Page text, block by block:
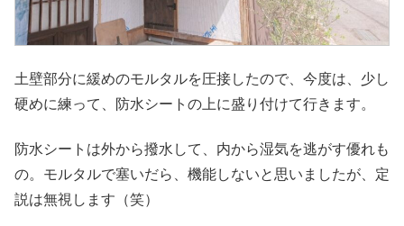
土壁部分に緩めのモルタルを圧接したので、今度は、少し
硬めに練って、防水シートの上に盛り付けて行きます。
防水シートは外から撥水して、内から湿気を逃がす優れも
の。モルタルで塞いだら、機能しないと思いましたが、定
説は無視します（笑）